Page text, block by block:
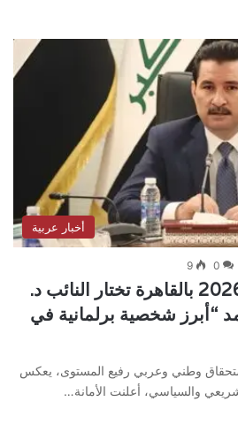
أخبار عربية
0
9
قِمة الإبداع والتأثير 2026 بالقاهرة تختار النائب د.
“أبرز شخصية برلمانية في
وطني وعربي رفيع المستوى، يعكس
والسياسي، أعلنت الأمانة…